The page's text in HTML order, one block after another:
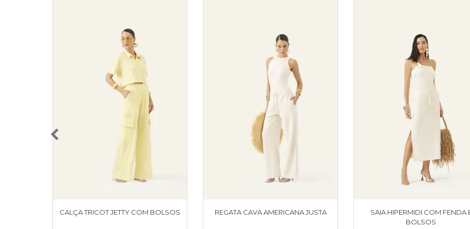
CALÇA TRICOT JETTY COM BOLSOS REGATA CAVA AMERICANA JUSTA
SAIA HIPERMIDI COM FENDA
BOLSOS